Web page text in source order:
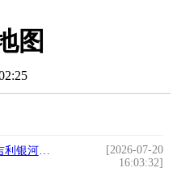
图
型实力圈粉
[2026-07-20
16:03:32]